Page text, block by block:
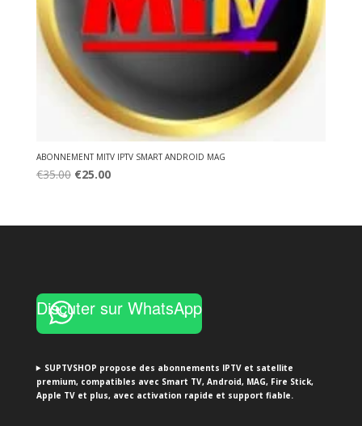
ABONNEMENT MITV IPTV SMART ANDROID MAG
€35.00 Original
€35.00.
€25.00Current
€25.00.
Discuter sur WhatsApp
SUPTVSHOP propose des abonnements IPTV et satellite
premium, compatibles avec Smart TV, Android, MAG, Fire Stick,
Apple TV et plus, avec activation rapide et support fiable.